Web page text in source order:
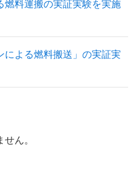
燃料運搬の実証実験を実施
による燃料搬送」の実証実
ん。